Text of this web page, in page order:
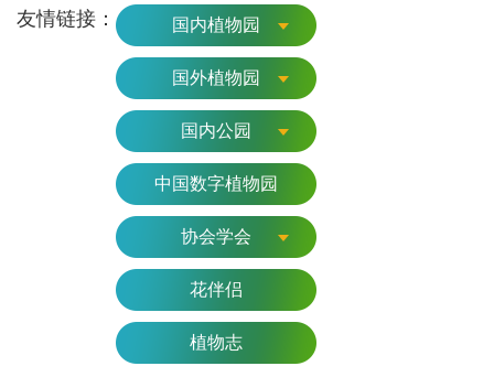
友情链接： 国内植物园
国外植物园
国内公园
中国数字植物园
协会学会
花伴侣
植物志